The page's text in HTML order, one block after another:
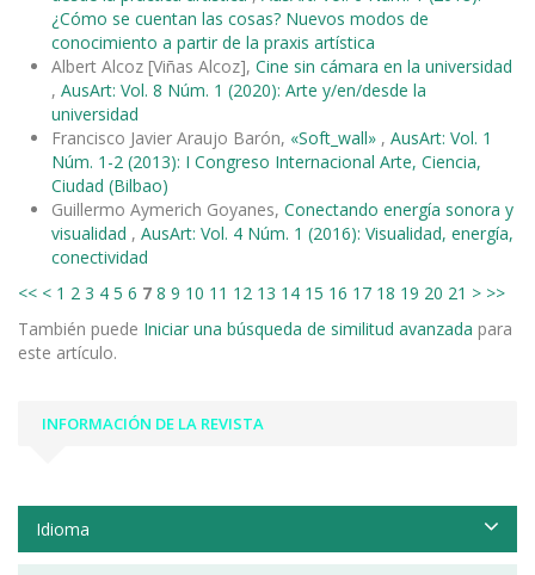
¿Cómo se cuentan las cosas? Nuevos modos de
conocimiento a partir de la praxis artística
Albert Alcoz [Viñas Alcoz], Cine sin cámara en la universidad
, AusArt: Vol. 8 Núm. 1 (2020): Arte y/en/desde la
universidad
Francisco Javier Araujo Barón, «Soft_wall» , AusArt: Vol. 1
Núm. 1-2 (2013): I Congreso Internacional Arte, Ciencia,
Ciudad (Bilbao)
Guillermo Aymerich Goyanes, Conectando energía sonora y
visualidad , AusArt: Vol. 4 Núm. 1 (2016): Visualidad, energía,
conectividad
<< < 1 2 3 4 5 6 7 8 9 10 11 12 13 14 15 16 17 18 19 20 21 > >>
También puede Iniciar una búsqueda de similitud avanzada para
este artículo.
INFORMACIÓN DE LA REVISTA
Idioma